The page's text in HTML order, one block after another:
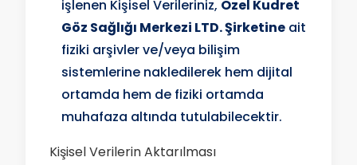
işlenen Kişisel Verileriniz, Özel Kudret
Göz Sağlığı Merkezi LTD. Şirketine ait
fiziki arşivler ve/veya bilişim
sistemlerine nakledilerek hem dijital
ortamda hem de fiziki ortamda
muhafaza altında tutulabilecektir.
Kişisel Verilerin Aktarılması